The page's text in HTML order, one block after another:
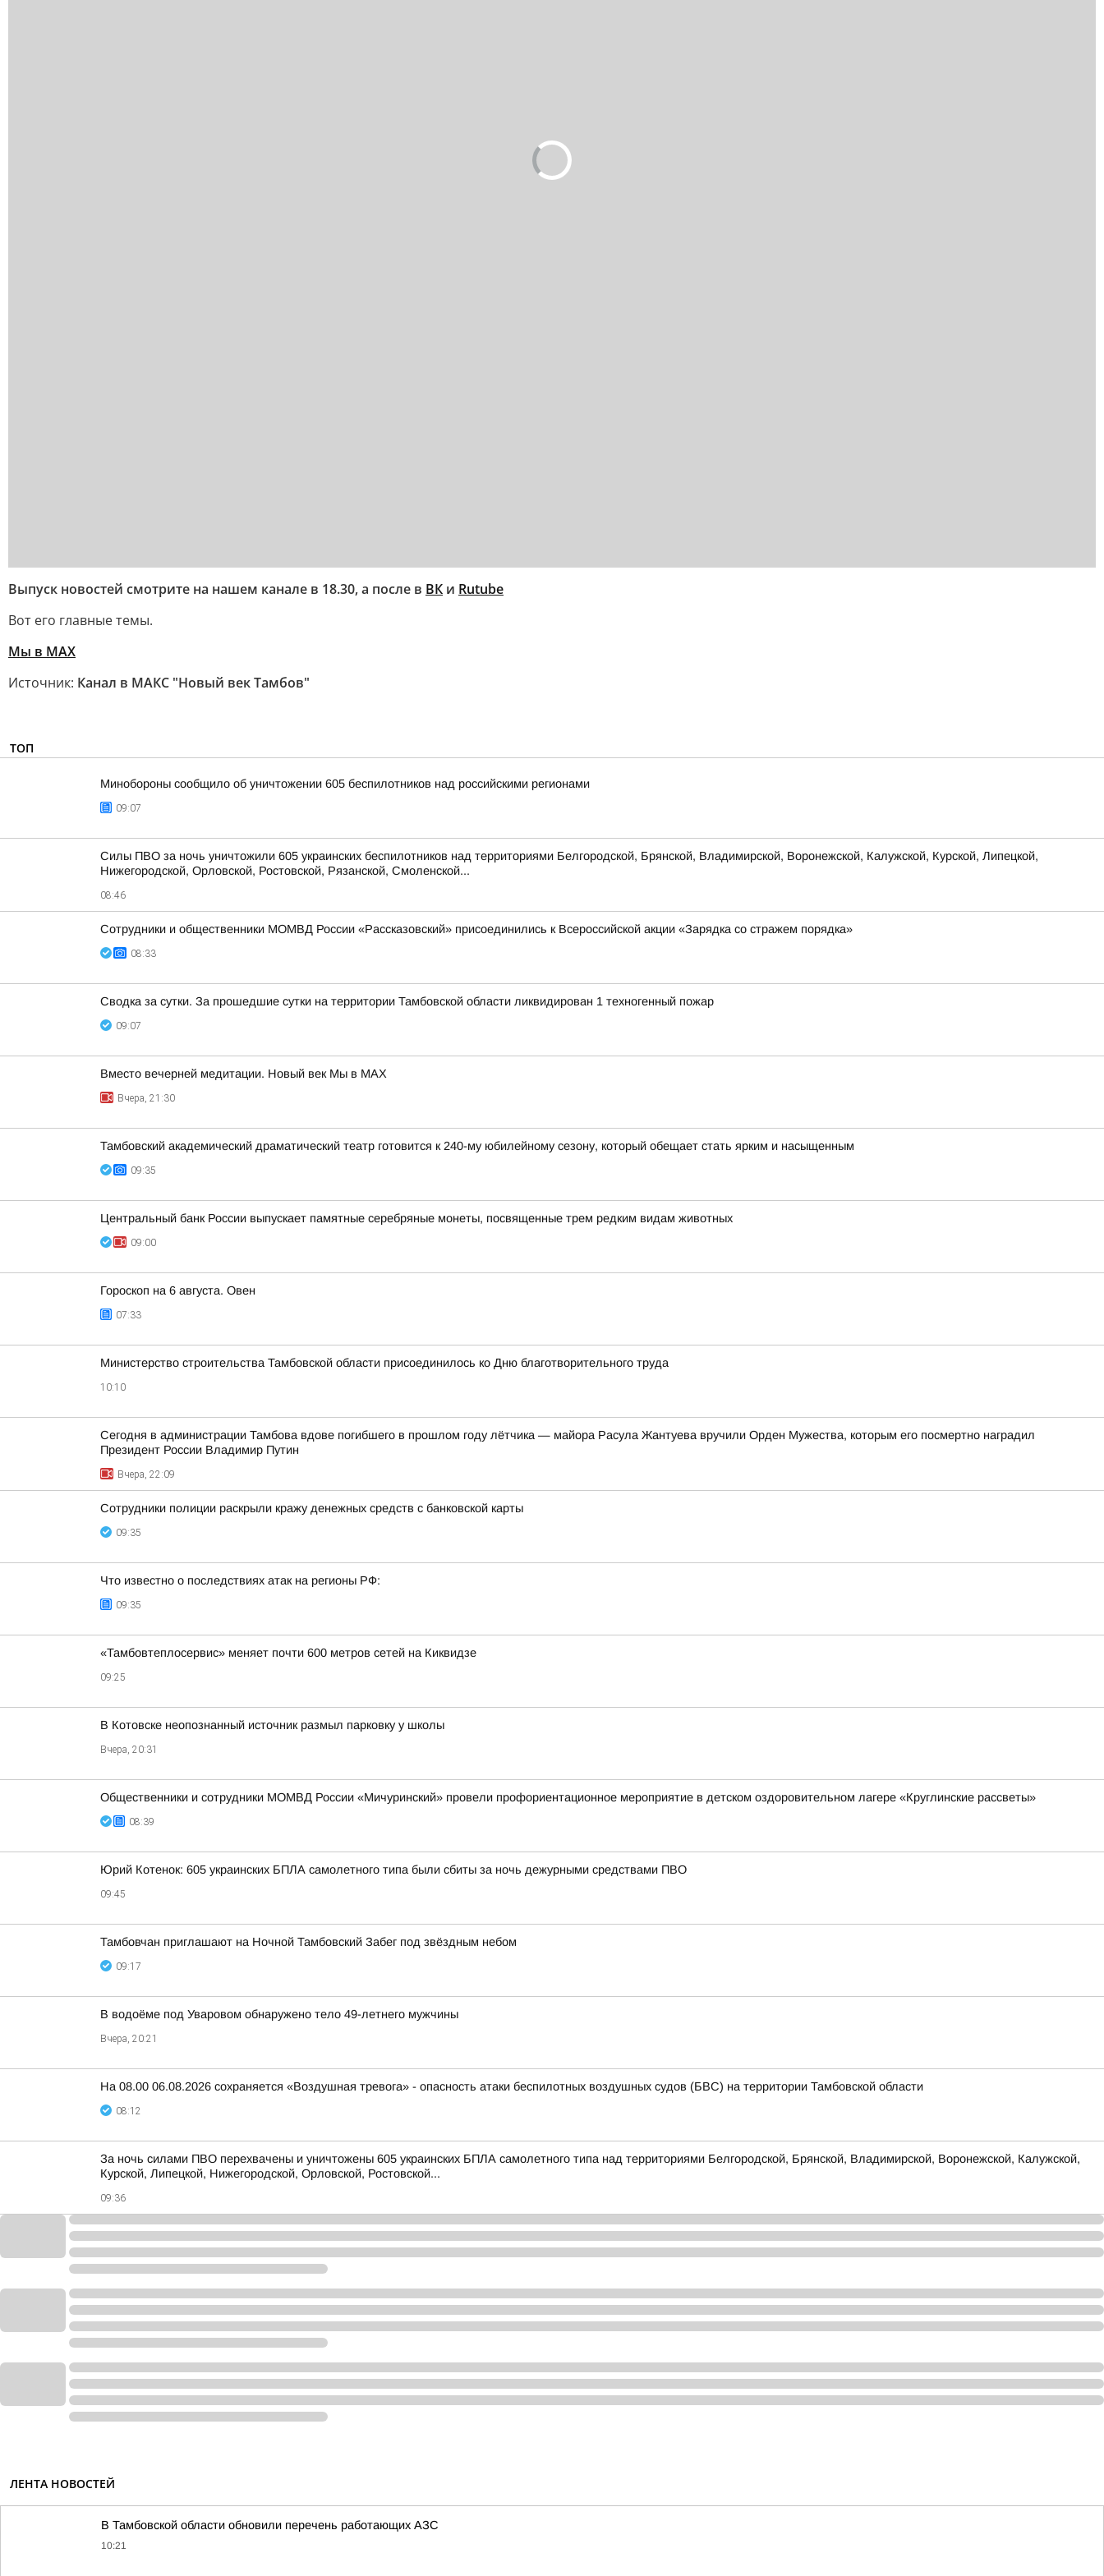
Выпуск новостей смотрите на нашем канале в 18.30, а после в ВК и Rutube
Вот его главные темы.
Мы в MAX
Источник: Канал в МАКС "Новый век Тамбов"
ТОП
Минобороны сообщило об уничтожении 605 беспилотников над российскими регионами
09:07
Силы ПВО за ночь уничтожили 605 украинских беспилотников над территориями Белгородской, Брянской, Владимирской, Воронежской, Калужской, Курской, Липецкой,
Нижегородской, Орловской, Ростовской, Рязанской, Смоленской...
08:46
Сотрудники и общественники МОМВД России «Рассказовский» присоединились к Всероссийской акции «Зарядка со стражем порядка»
08:33
Сводка за сутки. За прошедшие сутки на территории Тамбовской области ликвидирован 1 техногенный пожар
09:07
Вместо вечерней медитации. Новый век Мы в MAX
Вчера, 21:30
Тамбовский академический драматический театр готовится к 240-му юбилейному сезону, который обещает стать ярким и насыщенным
09:35
Центральный банк России выпускает памятные серебряные монеты, посвященные трем редким видам животных
09:00
Гороскоп на 6 августа. Овен
07:33
Министерство строительства Тамбовской области присоединилось ко Дню благотворительного труда
10:10
Сегодня в администрации Тамбова вдове погибшего в прошлом году лётчика — майора Расула Жантуева вручили Орден Мужества, которым его посмертно наградил
Президент России Владимир Путин
Вчера, 22:09
Сотрудники полиции раскрыли кражу денежных средств с банковской карты
09:35
Что известно о последствиях атак на регионы РФ:
09:35
«Тамбовтеплосервис» меняет почти 600 метров сетей на Киквидзе
09:25
В Котовске неопознанный источник размыл парковку у школы
Вчера, 20:31
Общественники и сотрудники МОМВД России «Мичуринский» провели профориентационное мероприятие в детском оздоровительном лагере «Круглинские рассветы»
08:39
Юрий Котенок: 605 украинских БПЛА самолетного типа были сбиты за ночь дежурными средствами ПВО
09:45
Тамбовчан приглашают на Ночной Тамбовский Забег под звёздным небом
09:17
В водоёме под Уваровом обнаружено тело 49-летнего мужчины
Вчера, 20:21
На 08.00 06.08.2026 сохраняется «Воздушная тревога» - опасность атаки беспилотных воздушных судов (БВС) на территории Тамбовской области
08:12
За ночь силами ПВО перехвачены и уничтожены 605 украинских БПЛА самолетного типа над территориями Белгородской, Брянской, Владимирской, Воронежской, Калужской,
Курской, Липецкой, Нижегородской, Орловской, Ростовской...
09:36
ЛЕНТА НОВОСТЕЙ
В Тамбовской области обновили перечень работающих АЗС
10:21